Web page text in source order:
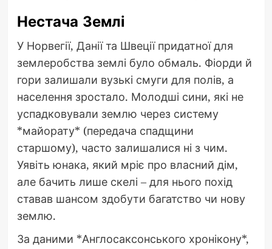
Нестача Землі
У Норвегії, Данії та Швеції придатної для
землеробства землі було обмаль. Фіорди й
гори залишали вузькі смуги для полів, а
населення зростало. Молодші сини, які не
успадковували землю через систему
*майорату* (передача спадщини
старшому), часто залишалися ні з чим.
Уявіть юнака, який мріє про власний дім,
але бачить лише скелі – для нього похід
ставав шансом здобути багатство чи нову
землю.
За даними *Англосаксонського хронікону*,